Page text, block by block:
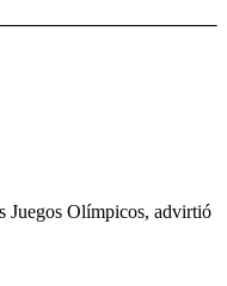
Juegos Olímpicos, advirtió